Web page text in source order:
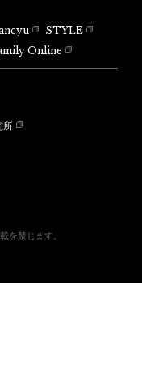
STYLE
Online
所
を禁じます。